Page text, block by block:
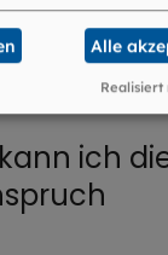
das Sie als
ich
Alle
Realisiert